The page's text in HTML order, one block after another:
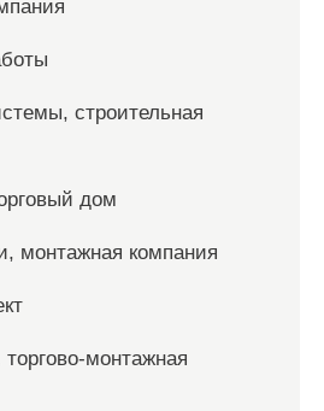
строительная
дом
монтажная компания
монтажная